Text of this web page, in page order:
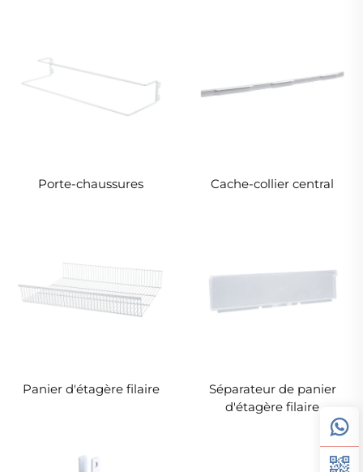
Porte-chaussures Cache-collier central
Panier d'étagère filaire
Séparateur de panier
d'étagère filaire